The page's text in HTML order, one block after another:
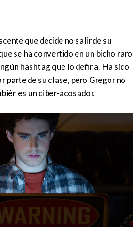
que decide no salir de su
se ha convertido en un bicho raro
hashtag que lo defina. Ha sido
parte de su clase, pero Gregor no
es un ciber-acosador.